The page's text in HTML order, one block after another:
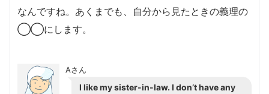
なんですね。あくまでも、自分から見たときの義理の
◯◯にします。
Aさん
I like my sister-in-law. I don’t have any